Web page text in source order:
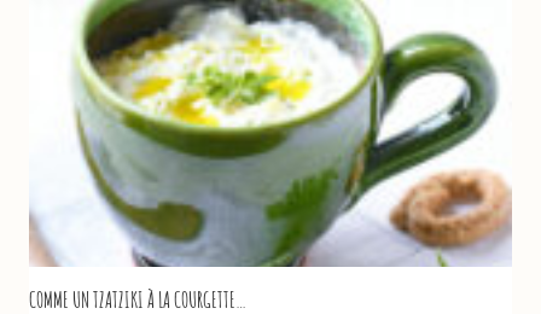
COMME UN TZATZIKI À LA COURGETTE…